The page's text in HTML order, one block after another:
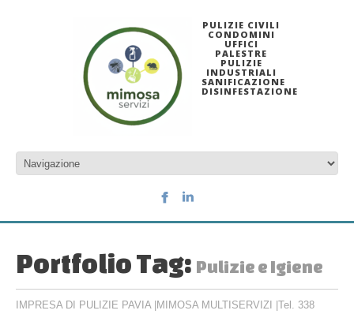
PULIZIE CIVILI
CONDOMINI
UFFICI
PALESTRE
PULIZIE
INDUSTRIALI
SANIFICAZIONE
DISINFESTAZIONE
Portfolio Tag: Pulizie e Igiene
IMPRESA DI PULIZIE PAVIA |MIMOSA MULTISERVIZI |Tel. 338